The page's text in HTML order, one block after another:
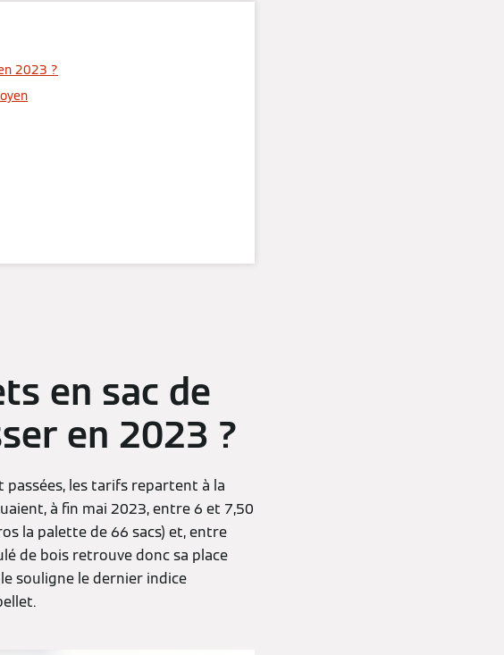
2023 ?
en sac de
en 2023 ?
les tarifs repartent à la
à fin mai 2023, entre 6 et 7,50
la palette de 66 sacs) et, entre
de bois retrouve donc sa place
souligne le dernier indice